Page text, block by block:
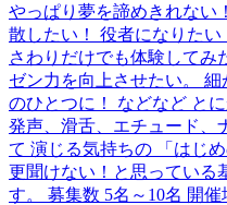
やっぱり夢を諦めきれない
散したい！ 役者になりた
さわりだけでも体験してみ
ゼン力を向上させたい。
のひとつに！ などなど と
発声、滑舌、エチュード、
て 演じる気持ちの 「はじ
更聞けない！と思っている
す。 募集数 5名～10名 開